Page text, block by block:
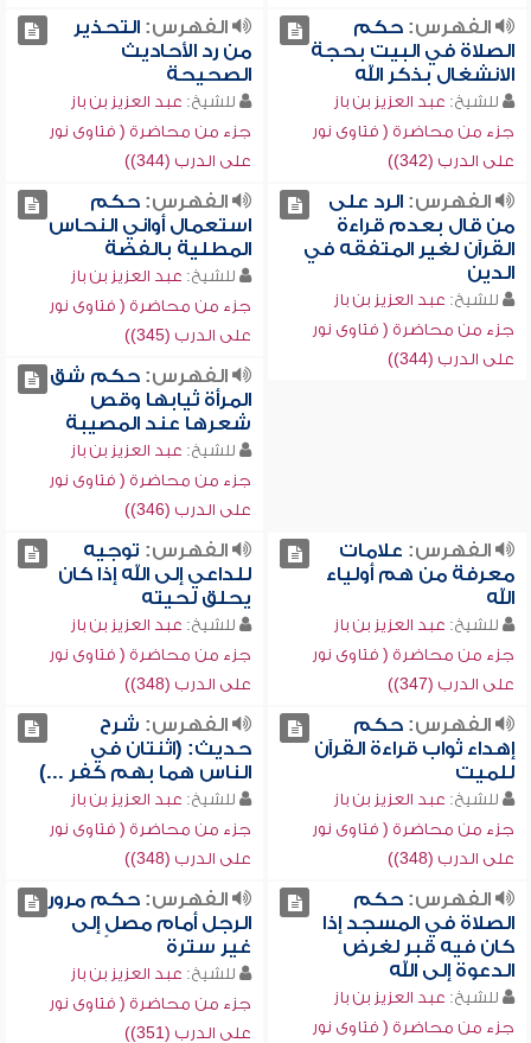
الفهرس:حكم
الصلاة في البيت بحجة
الانشغال بذكر الله
للشيخ: عبد العزيز بن باز
جزء من محاضرة ( فتاوى نور
على الدرب (342))
الفهرس:التحذير
من رد الأحاديث
الصحيحة
للشيخ: عبد العزيز بن باز
جزء من محاضرة ( فتاوى نور
على الدرب (344))
الفهرس:الرد على
من قال بعدم قراءة
القرآن لغير المتفقه في
الدين
للشيخ: عبد العزيز بن باز
جزء من محاضرة ( فتاوى نور
على الدرب (344))
الفهرس:حكم
استعمال أواني النحاس
المطلية بالفضة
للشيخ: عبد العزيز بن باز
جزء من محاضرة ( فتاوى نور
على الدرب (345))
الفهرس:حكم شق
المرأة ثيابها وقص
شعرها عند المصيبة
للشيخ: عبد العزيز بن باز
جزء من محاضرة ( فتاوى نور
على الدرب (346))
الفهرس: علامات
معرفة من هم أولياء
الله
للشيخ: عبد العزيز بن باز
جزء من محاضرة ( فتاوى نور
على الدرب (347))
الفهرس: توجيه
للداعي إلى الله إذا كان
يحلق لحيته
للشيخ: عبد العزيز بن باز
جزء من محاضرة ( فتاوى نور
على الدرب (348))
الفهرس:حكم
إهداء ثواب قراءة القرآن
للميت
للشيخ: عبد العزيز بن باز
جزء من محاضرة ( فتاوى نور
على الدرب (348))
الفهرس: شرح
حديث: (اثنتان في
الناس هما بهم كفر ...)
للشيخ: عبد العزيز بن باز
جزء من محاضرة ( فتاوى نور
على الدرب (348))
الفهرس:حكم
الصلاة في المسجد إذا
كان فيه قبر لغرض
الدعوة إلى الله
للشيخ: عبد العزيز بن باز
جزء من محاضرة ( فتاوى نور
الفهرس:حكم مرور
الرجل أمام مصلٍ إلى
غير سترة
للشيخ: عبد العزيز بن باز
جزء من محاضرة ( فتاوى نور
على الدرب (351))